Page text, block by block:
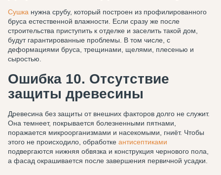
Сушка нужна срубу, который построен из профилированного
бруса естественной влажности. Если сразу же после
строительства приступить к отделке и заселить такой дом,
будут гарантированные проблемы. В том числе, с
деформациями бруса, трещинами, щелями, плесенью и
сыростью.
Ошибка 10. Отсутствие
защиты древесины
Древесина без защиты от внешних факторов долго не служит.
Она темнеет, покрывается болезненными пятнами,
поражается микроорганизмами и насекомыми, гниёт. Чтобы
этого не происходило, обработке антисептиками
подвергаются нижняя обвязка и конструкция чернового пола,
а фасад окрашивается после завершения первичной усадки.